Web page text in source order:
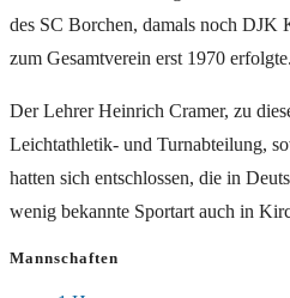
des SC Borchen, damals noch DJK
zum Gesamtverein erst 1970 erfolgte.
Der Lehrer Heinrich Cramer, zu
Leichtathletik- und Turnabteilung,
hatten sich entschlossen, die in
wenig bekannte Sportart auch in
Mannschaften